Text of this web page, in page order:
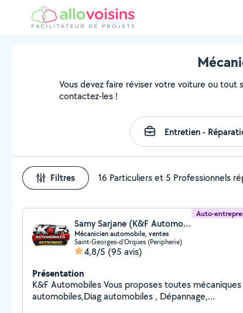
Vous devez faire réviser votre voiture ou tout
contactez-les !
Filtres 16 Particuliers et 5 Professionnels
Auto-
Samy Sarjane (K&F Automobiles)
Mécanicien automobile, ventes
Saint-Georges-d'Orques (Peripherie)
4,8/5 (95 avis)
Présentation
K&F Automobiles Vous proposes toutes mécaniques
automobiles,Diag automobiles , Dépannage,